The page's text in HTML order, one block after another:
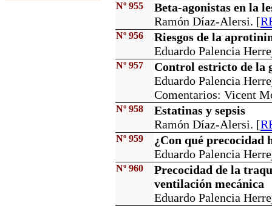
Nº 955
Beta-agonistas en la
Ramón Díaz-Alersi. [
Nº 956
Riesgos de la
Eduardo Palencia
Nº 957
Control estricto de la
Eduardo Palencia
Comentarios: Vicent
Nº 958
Estatinas y sepsis
Ramón Díaz-Alersi. [
Nº 959
¿Con qué precocidad
Eduardo Palencia
Nº 960
Precocidad de la
ventilación mecánica
Eduardo Palencia